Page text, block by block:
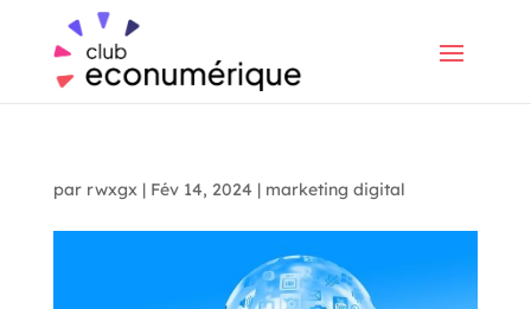
par rwxgx| Fév 14, 2024 | marketing digital